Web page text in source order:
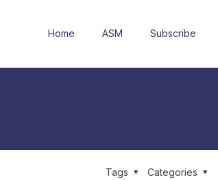
Home ASM Subscribe
Categories
Tags